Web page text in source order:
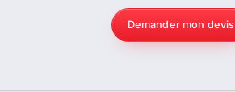
Demander mon devis